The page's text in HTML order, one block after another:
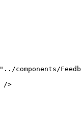
" ../components/
/>